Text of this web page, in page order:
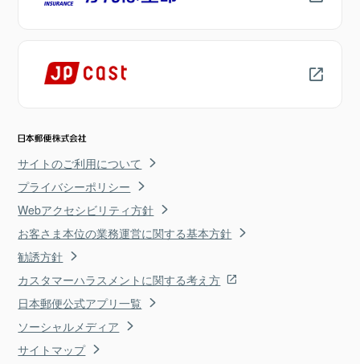
サイトのご利用について
プライバシーポリシー
Webアクセシビリティ方針
お客さま本位の業務運営に関する基本方針
勧誘方針
カスタマーハラスメントに関する考え方
日本郵便公式アプリ一覧
ソーシャルメディア
サイトマップ